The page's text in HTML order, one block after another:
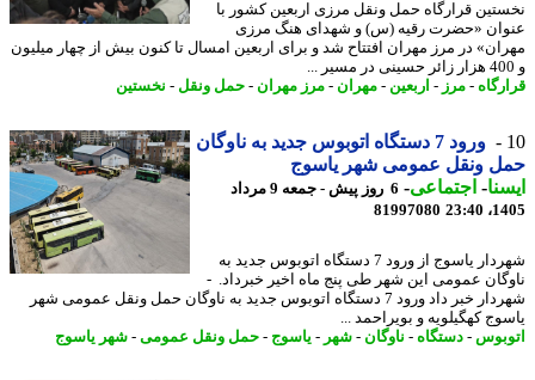
قرارگاه حمل ونقل مرزی اربعین کشور با
«حضرت رقیه (س) و شهدای هنگ مرزی
در مرز مهران افتتاح شد و برای اربعین امسال تا کنون بیش از چهار میلیون
-مرز-اربعین -مهران- مرز مهران- حمل ونقل-نخستین
ورود 7 دستگاه اتوبوس جدید به ناوگان
ونقل عمومی شهر یاسوج
-اجتماعی-
6 روز پیش - جمعه 9 مرداد
81997080
شهردار یاسوج از ورود 7 دستگاه اتوبوس جدید به
عمومی این شهر طی پنج ماه اخیر خبرداد. -
شهردار خبر داد ورود 7 دستگاه اتوبوس جدید به ناوگان حمل ونقل عمومی شهر
کهگیلویه و بویراحمد ...
-دستگاه-ناوگان-شهر -یاسوج-حمل ونقل عمومی-شهر یاسوج